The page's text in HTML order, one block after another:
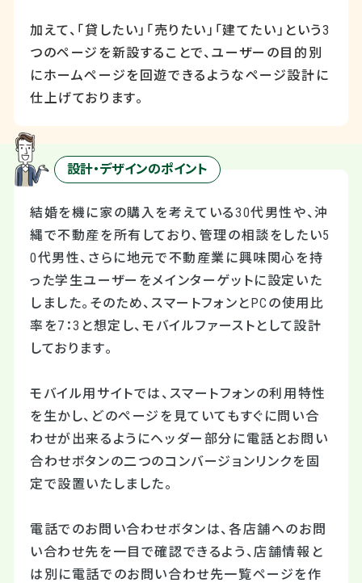
加えて、「貸したい」「売りたい」「建てたい」という3
つのページを新設することで、ユーザーの目的別
にホームページを回遊できるようなページ設計に
仕上げております。
設計・デザインのポイント
結婚を機に家の購入を考えている30代男性や、沖
縄で不動産を所有しており、管理の相談をしたい5
0代男性、さらに地元で不動産業に興味関心を持
った学生ユーザーをメインターゲットに設定いた
しました。そのため、スマートフォンとPCの使用比
率を7：3と想定し、モバイルファーストとして設計
しております。
モバイル用サイトでは、スマートフォンの利用特性
を生かし、どのページを見ていてもすぐに問い合
わせが出来るようにヘッダー部分に電話とお問い
合わせボタンの二つのコンバージョンリンクを固
定で設置いたしました。
電話でのお問い合わせボタンは、各店舗へのお問
い合わせ先を一目で確認できるよう、店舗情報と
は別に電話でのお問い合わせ先一覧ページを作